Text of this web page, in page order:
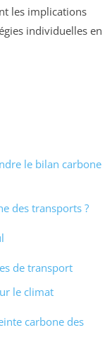
les implications
individuelles en
le bilan carbone
des transports ?
de transport
le climat
carbone des